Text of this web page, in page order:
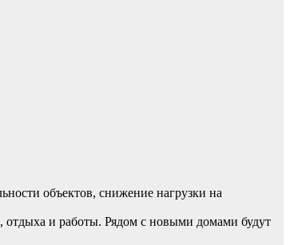
объектов, снижение нагрузки на
и работы. Рядом с новыми домами будут